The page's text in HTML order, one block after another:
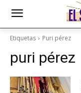
Etiquetas Puri pérez
puri pérez